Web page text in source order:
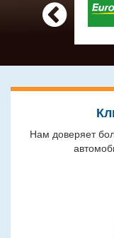

Нам доверяет